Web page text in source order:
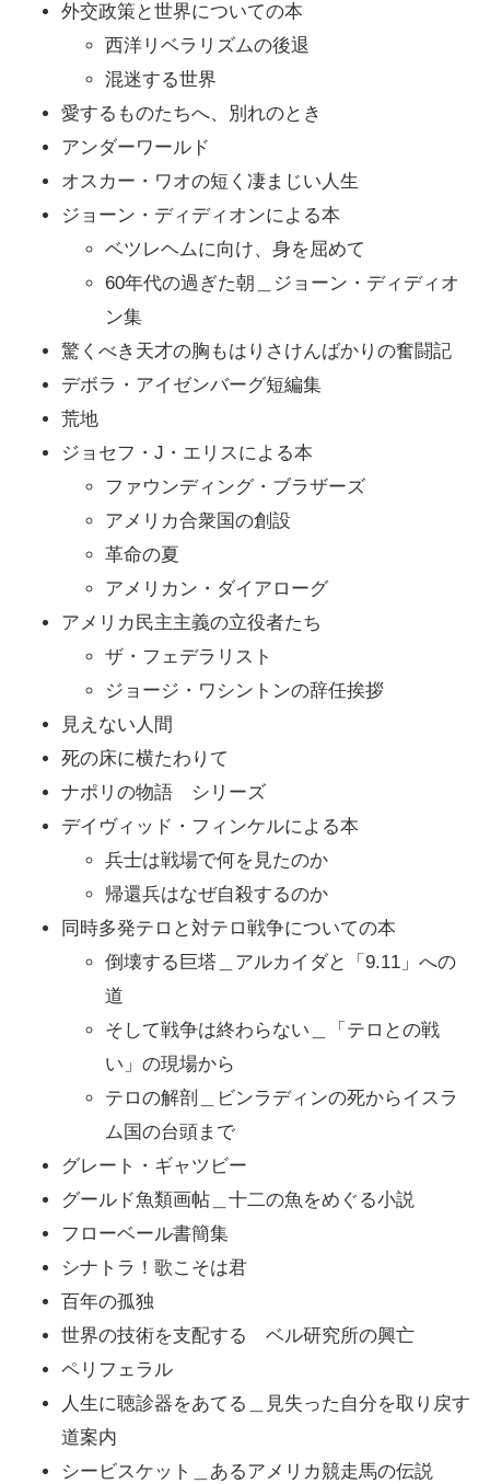
外交政策と世界についての本
西洋リベラリズムの後退
混迷する世界
愛するものたちへ、別れのとき
アンダーワールド
オスカー・ワオの短く凄まじい人生
ジョーン・ディディオンによる本
ベツレヘムに向け、身を屈めて
60年代の過ぎた朝＿ジョーン・ディディオ
ン集
驚くべき天才の胸もはりさけんばかりの奮闘記
デボラ・アイゼンバーグ短編集
荒地
ジョセフ・J・エリスによる本
ファウンディング・ブラザーズ
アメリカ合衆国の創設
革命の夏
アメリカン・ダイアローグ
アメリカ民主主義の立役者たち
ザ・フェデラリスト
ジョージ・ワシントンの辞任挨拶
見えない人間
死の床に横たわりて
ナポリの物語 シリーズ
デイヴィッド・フィンケルによる本
兵士は戦場で何を見たのか
帰還兵はなぜ自殺するのか
同時多発テロと対テロ戦争についての本
倒壊する巨塔＿アルカイダと「9.11」への
道
そして戦争は終わらない＿「テロとの戦
い」の現場から
テロの解剖＿ビンラディンの死からイスラ
ム国の台頭まで
グレート・ギャツビー
グールド魚類画帖＿十二の魚をめぐる小説
フローベール書簡集
シナトラ！歌こそは君
百年の孤独
世界の技術を支配する ベル研究所の興亡
ペリフェラル
人生に聴診器をあてる＿見失った自分を取り戻す
道案内
シービスケット＿あるアメリカ競走馬の伝説